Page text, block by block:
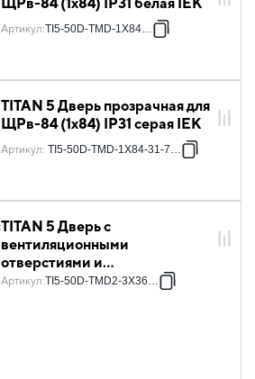
Артикул:TI5-50D-TMD-1X84-31
TITAN 5 Дверь прозрачная для
ЩРв-84 (1х84) IP31 серая IEK
Артикул: TI5-50D-TMD-1X84-31-7035
TITAN 5 Дверь с
вентиляционными
отверстиями и
радиопрозрачной вставкой
Артикул:TI5-50D-TMD2-3X36-30